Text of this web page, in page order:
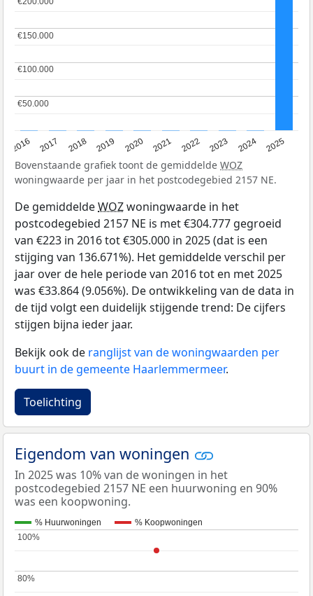
2016 2017 2018 2019 2020 2021 2022 2023 2024 2025
€50.000
€50.000
€100.000
€100.000
€150.000
€150.000
Bovenstaande grafiek toont de gemiddelde WOZ
woningwaarde per jaar in het postcodegebied 2157 NE.
De gemiddeldeWOZwoningwaarde in het
postcodegebied 2157 NE is met €304.777 gegroeid
van €223 in 2016 tot €305.000 in 2025 (dat is een
stijging van 136.671%). Het gemiddelde verschil per
jaar over de hele periode van 2016 tot en met 2025
was €33.864 (9.056%). De ontwikkeling van de data in
de tijd volgt een duidelijk stijgende trend: De cijfers
stijgen bijna ieder jaar.
Bekijk ook de ranglijst van de woningwaarden per
buurt in de gemeente Haarlemmermeer.
Toelichting
Eigendom van woningen
In 2025 was 10% van de woningen in het
postcodegebied 2157 NE een huurwoning en 90%
was een koopwoning.
% Huurwoningen % Koopwoningen
80%
80%
100%
100%